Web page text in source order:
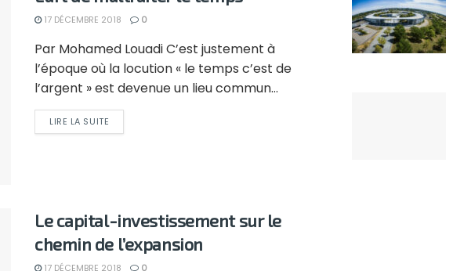
17 DÉCEMBRE 2018 0
Par Mohamed Louadi C’est justement à
l’époque où la locution « le temps c’est de
l’argent » est devenue un lieu commun...
LIRE LA SUITE
Le capital-investissement sur le
chemin de l’expansion
17 DÉCEMBRE 2018 0